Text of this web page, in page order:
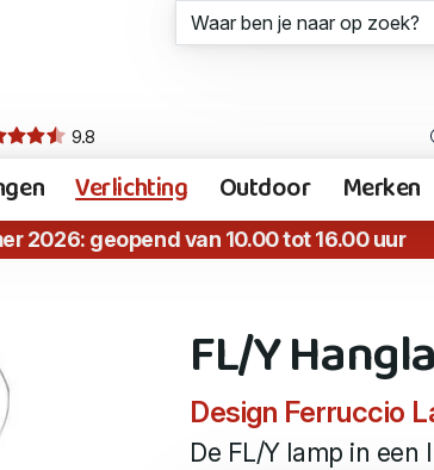
9.8
Verlichting Outdoor Merken
2026: geopend van 10.00 tot 16.00 uur
FL/Y
Design Ferruccio
De FL/Y lamp in